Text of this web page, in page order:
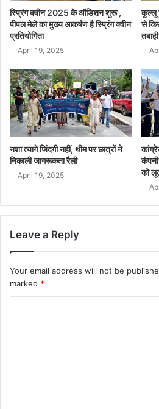
स्प्रिंग क्वीन 2025 के ऑडिशन शुरू ,
पीपल मेले का मुख्य आकर्षण है स्प्रिंग क्वीन
प्रतियोगिता
April 19, 2025
कुल्लू
से
तबाही
नशा त्यागे जिंदगी नहीं, थीम पर छात्रों ने
निकाली जागरूकता रैली
April 19, 2025
को
Leave a Reply
Your email address will not be
marked *